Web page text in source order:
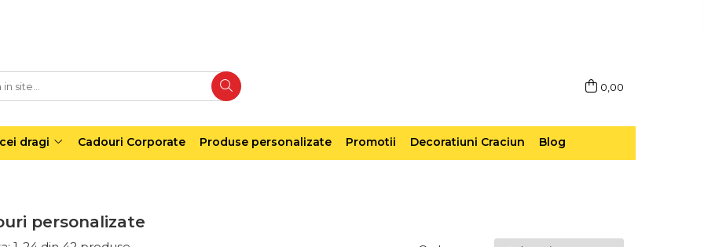
0,00
dragi Cadouri Corporate Produse personalizate Promotii Decoratiuni Craciun Blog
personalizate